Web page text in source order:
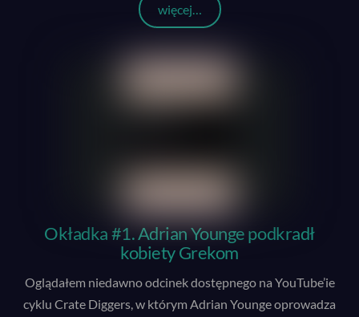
więcej…
Okładka #1. Adrian Younge podkradł
kobiety Grekom
Oglądałem niedawno odcinek dostępnego na YouTube’ie
cyklu Crate Diggers, w którym Adrian Younge oprowadza